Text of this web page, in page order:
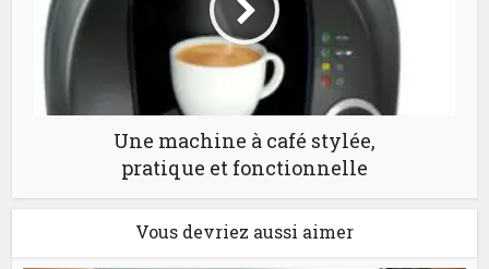
Une machine à café stylée,
pratique et fonctionnelle
Vous devriez aussi aimer